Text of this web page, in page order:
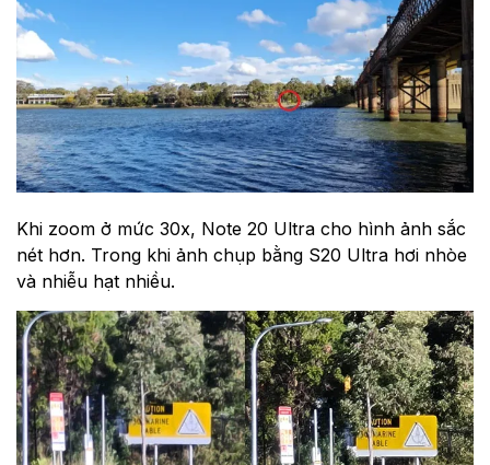
Khi zoom ở mức 30x, Note 20 Ultra cho hình ảnh sắc
nét hơn. Trong khi ảnh chụp bằng S20 Ultra hơi nhòe
và nhiễu hạt nhiều.